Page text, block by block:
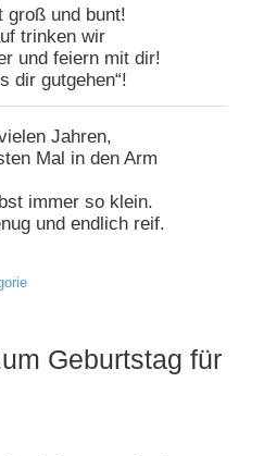
groß und bunt!
trinken wir
und feiern mit dir!
dir gutgehen“!
Jahren,
Mal in den Arm
immer so klein.
und endlich reif.
Geburtstag für